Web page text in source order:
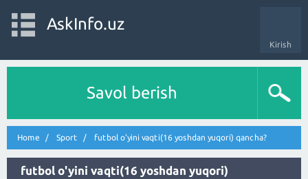
Kirish
AskInfo.uz
Savol berish
Home Sport futbol o'yini vaqti(16 yoshdan yuqori) qancha?
futbol o'yini vaqti(16 yoshdan yuqori)